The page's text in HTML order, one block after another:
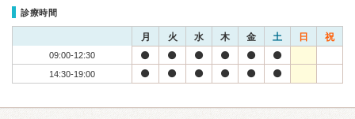
診療時間
月 火 水 木 金 土 日 祝
09:00-12:30
14:30-19:00